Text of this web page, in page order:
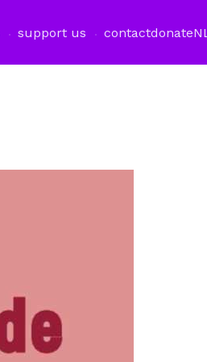
support us contactdonate